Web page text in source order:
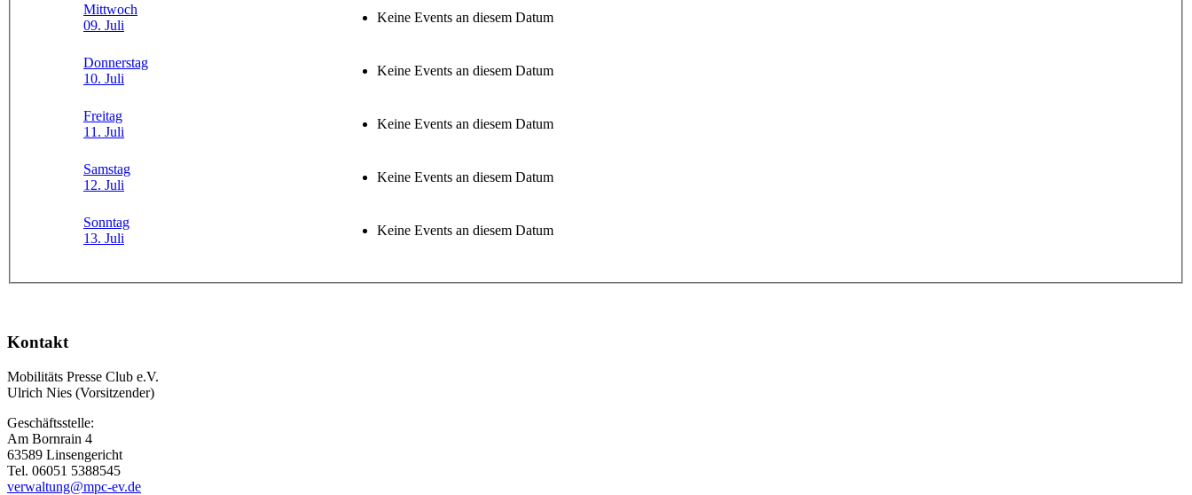
Mittwoch
09. Juli
Keine Events an diesem Datum
Donnerstag
10. Juli
Keine Events an diesem Datum
Freitag
11. Juli
Keine Events an diesem Datum
Samstag
12. Juli
Keine Events an diesem Datum
Sonntag
13. Juli
Keine Events an diesem Datum
Kontakt
Mobilitäts Presse Club e.V.
Ulrich Nies (Vorsitzender)
Geschäftsstelle:
Am Bornrain 4
63589 Linsengericht
Tel. 06051 5388545
verwaltung@mpc-ev.de